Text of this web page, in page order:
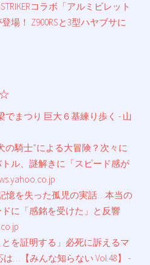
コラボ「アルミビレット
場！ Z900RSと3型ハヤブサに
でまつり 巨大６基練り歩く - 山
の騎士”による大冒険？次々に
ル、謎解きに「スピード感が
憶を失った孤児の実話…本当の
に「感銘を受けた」と反響
とを証明する」必死に訴えるマ
…【みんな知らない Vol.48】 -